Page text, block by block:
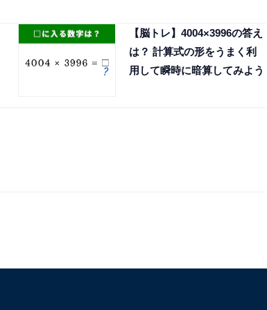
【脳トレ】4004×3996の答え
は？ 計算式の形をうまく利
用して瞬時に暗算してみよう